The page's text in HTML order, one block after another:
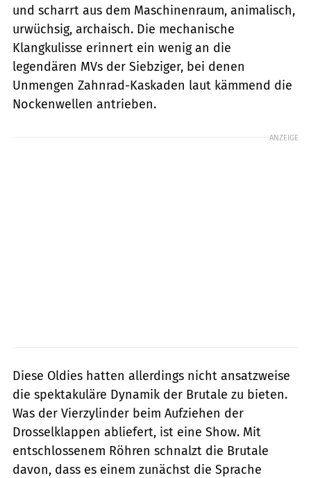
und scharrt aus dem Maschinenraum, animalisch,
urwüchsig, archaisch. Die mechanische
Klangkulisse erinnert ein wenig an die
legendären MVs der Siebziger, bei denen
Unmengen Zahnrad-Kaskaden laut kämmend die
Nockenwellen antrieben.
ANZEIGE
Diese Oldies hatten allerdings nicht ansatzweise
die spektakuläre Dynamik der Brutale zu bieten.
Was der Vierzylinder beim Aufziehen der
Drosselklappen abliefert, ist eine Show. Mit
entschlossenem Röhren schnalzt die Brutale
davon, dass es einem zunächst die Sprache